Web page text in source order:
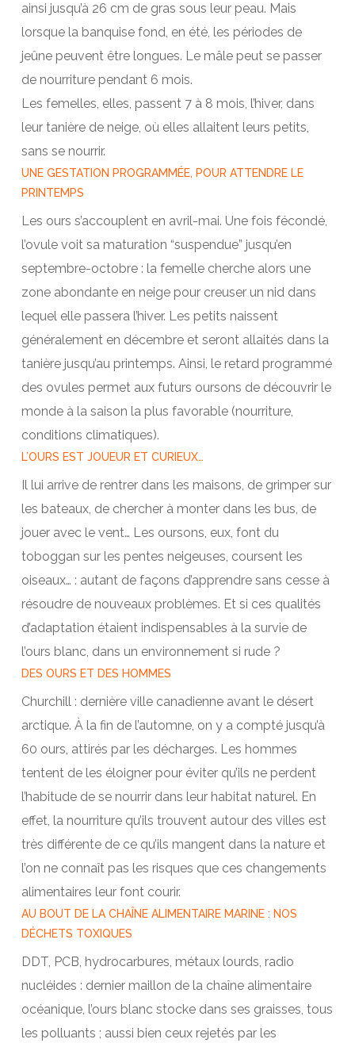
ainsi jusqu’à 26 cm de gras sous leur peau. Mais
lorsque la banquise fond, en été, les périodes de
jeûne peuvent être longues. Le mâle peut se passer
de nourriture pendant 6 mois.
Les femelles, elles, passent 7 à 8 mois, l’hiver, dans
leur tanière de neige, où elles allaitent leurs petits,
sans se nourrir.
UNE GESTATION PROGRAMMÉE, POUR ATTENDRE LE
PRINTEMPS
Les ours s’accouplent en avril-mai. Une fois fécondé,
l’ovule voit sa maturation “suspendue” jusqu’en
septembre-octobre : la femelle cherche alors une
zone abondante en neige pour creuser un nid dans
lequel elle passera l’hiver. Les petits naissent
généralement en décembre et seront allaités dans la
tanière jusqu’au printemps. Ainsi, le retard programmé
des ovules permet aux futurs oursons de découvrir le
monde à la saison la plus favorable (nourriture,
conditions climatiques).
L’OURS EST JOUEUR ET CURIEUX…
Il lui arrive de rentrer dans les maisons, de grimper sur
les bateaux, de chercher à monter dans les bus, de
jouer avec le vent… Les oursons, eux, font du
toboggan sur les pentes neigeuses, coursent les
oiseaux… : autant de façons d’apprendre sans cesse à
résoudre de nouveaux problèmes. Et si ces qualités
d’adaptation étaient indispensables à la survie de
l’ours blanc, dans un environnement si rude ?
DES OURS ET DES HOMMES
Churchill : dernière ville canadienne avant le désert
arctique. À la fin de l’automne, on y a compté jusqu’à
60 ours, attirés par les décharges. Les hommes
tentent de les éloigner pour éviter qu’ils ne perdent
l’habitude de se nourrir dans leur habitat naturel. En
effet, la nourriture qu’ils trouvent autour des villes est
très différente de ce qu’ils mangent dans la nature et
l’on ne connaît pas les risques que ces changements
alimentaires leur font courir.
AU BOUT DE LA CHAÎNE ALIMENTAIRE MARINE : NOS
DÉCHETS TOXIQUES
DDT, PCB, hydrocarbures, métaux lourds, radio
nucléides : dernier maillon de la chaîne alimentaire
océanique, l’ours blanc stocke dans ses graisses, tous
les polluants ; aussi bien ceux rejetés par les